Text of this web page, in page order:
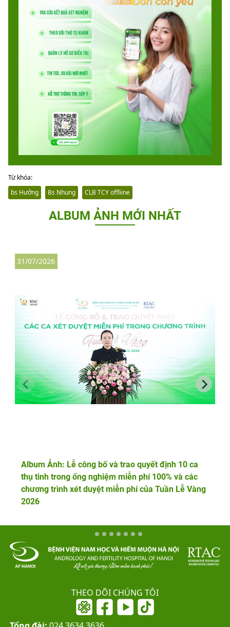
Từ khóa:
bs Hưởng
Bs Nhung CLB TCY offliine
ALBUM ẢNH MỚI NHẤT
Album Ảnh: Lễ công bố và trao quyết định 10 ca
thụ tinh trong ống nghiệm miễn phí 100% và các
chương trình xét duyệt miễn phí của Tuần Lễ Vàng
2026
31/07/2026
THEO DÕI CHÚNG TÔI